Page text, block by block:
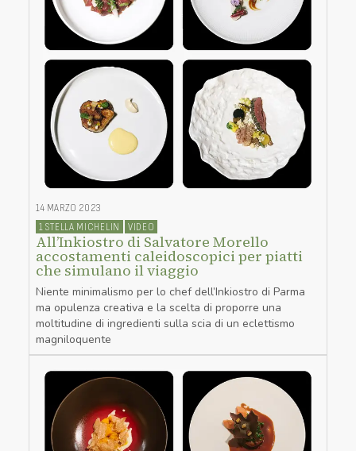
14 MARZO 2023
1 STELLA MICHELIN
VIDEO
All’Inkiostro di Salvatore Morello
accostamenti caleidoscopici per piatti
che simulano il viaggio
Niente minimalismo per lo chef dell’Inkiostro di Parma
ma opulenza creativa e la scelta di proporre una
moltitudine di ingredienti sulla scia di un eclettismo
magniloquente